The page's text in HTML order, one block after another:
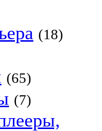
(18)
(65)
(7)